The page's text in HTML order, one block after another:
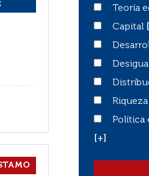
TeoríaTeoría
CapitalCapital
Desarrollo
RiquezaRiqueza
PolíticaPolítica
[+]